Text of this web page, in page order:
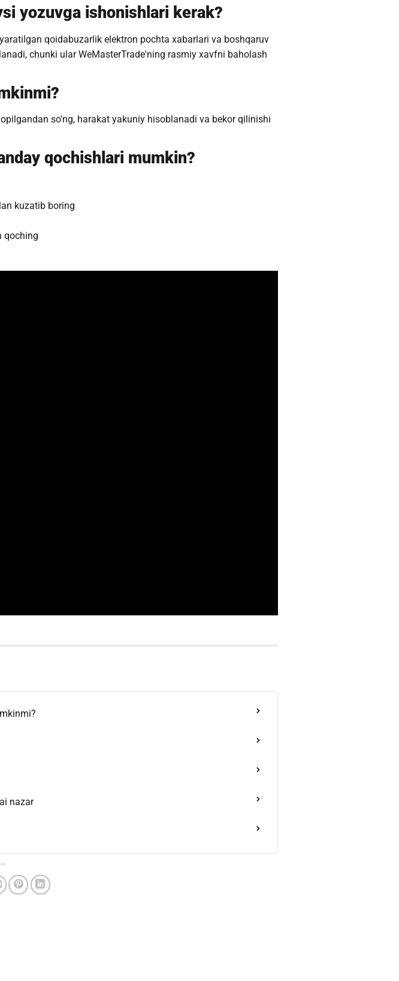
yozuvga ishonishlari kerak?
qoidabuzarlik elektron pochta xabarlari va boshqaruv
chunki ular WeMasterTrade'ning rasmiy xavfni baholash
so'ng, harakat yakuniy hisoblanadi va bekor qilinishi
qochishlari mumkin?
kuzatib boring
qoching
nazar